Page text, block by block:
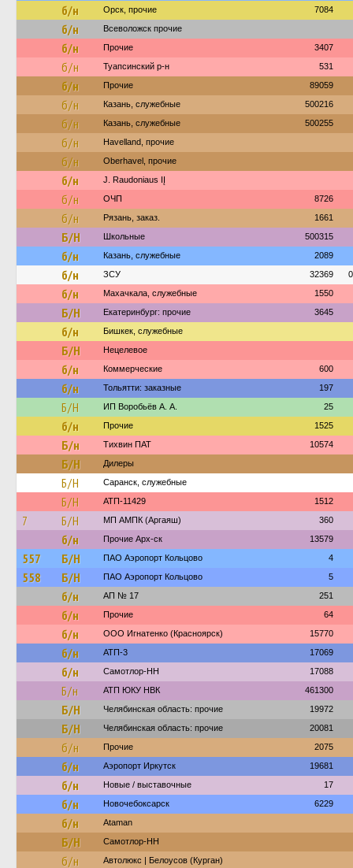
б/н Орск, прочие 7084
б/н Всеволожск прочие
б/н Прочие 3407
б/н Туапсинский р-н 531
б/н Прочие 89059
б/н Казань, служебные 500216
б/н Казань, служебные 500255
б/н Havelland, прочие
б/н Oberhavel, прочие
б/н J. Raudoniaus IĮ
б/н ОЧП 8726
б/н Рязань, заказ. 1661
Б/Н Школьные 500315
б/н Казань, служебные 2089
б/н ЗСУ 32369
б/н Махачкала, служебные 1550
Б/Н Екатеринбург: прочие 3645
б/н Бишкек, служебные
Б/Н Нецелевое
б/н Коммерческие 600
б/н Тольятти: заказные 197
Б/Н ИП Воробьёв А. А. 25
б/н Прочие 1525
Б/н Тихвин ПАТ 10574
Б/Н Дилеры
Б/Н Саранск, служебные
Б/Н АТП-11429 1512
7 Б/Н МП АМПК (Аргаяш) 360
б/н Прочие Арх-ск 13579
557 Б/Н ПАО Аэропорт Кольцово 4
558 Б/Н ПАО Аэропорт Кольцово 5
б/н АП № 17 251
б/н Прочие 64
б/н ООО Игнатенко (Красноярск) 15770
б/н АТП-3 17069
б/н Самотлор-НН 17088
Б/н АТП ЮКУ НВК 461300
Б/Н Челябинская область: прочие 19972
Б/Н Челябинская область: прочие 20081
б/н Прочие 2075
б/н Аэропорт Иркутск 19681
б/н Новые / выставочные 17
б/н Новочебоксарск 6229
б/н Ataman
Б/Н Самотлор-НН
б/н Автолюкс | Белоусов (Курган)